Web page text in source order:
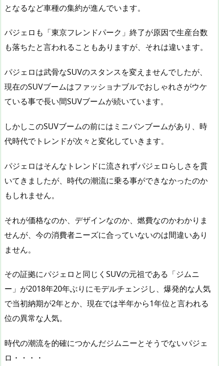
となるなど車種の集約が進んでいます。
パジェロも「東京フレンドパーク」終了が原因で生産台数
も落ちたと言われることもありますが、それは違います。
パジェロは武骨なSUVのスタンスを変えませんでしたが、
現在のSUVブームはファッショナブルでおしゃれさがウケ
ている事で長い間SUVブームが続いています。
しかしこのSUVブームの前にはミニバンブームがあり、時
代時代でトレンドが次々と変化していきます。
パジェロはそんなトレンドに流されずパジェロらしさを貫
いてきましたが、時代の潮流に乗る事ができなかったのか
もしれません。
それが価格なのか、デザインなのか、燃費なのかわかりま
せんが、今の消費者ニーズに合っていないのは間違いあり
ません。
その証拠にパジェロと同じくSUVの元祖である「ジムニ
ー」が2018年20年ぶりにモデルチェンジし、爆発的な人気
で当初納期が2年とか、現在では半年から1年位と言われる
位の異常な人気。
時代の潮流を的確につかんだジムニーとそうでないパジェ
ロ・・・・